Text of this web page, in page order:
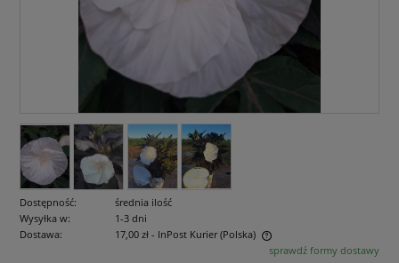
Dostępność:
średnia ilość
Wysyłka w:
1-3 dni
Dostawa:
17,00 zł - InPost Kurier (Polska)
Cena nie zawiera ewentualnych kosztów płatnościsprawdź formy dostawy